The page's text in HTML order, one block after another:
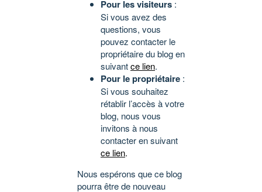
Pour les visiteurs :
Si vous avez des
questions, vous
pouvez contacter le
propriétaire du blog en
suivantce lien.
Pour le propriétaire :
Si vous souhaitez
rétablir l’accès à votre
blog, nous vous
invitons à nous
contacter en suivant
ce lien.
Nous espérons que ce blog
pourra être de nouveau